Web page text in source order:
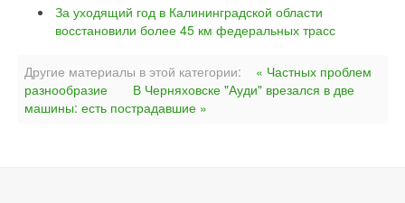
За уходящий год в Калининградской области
восстановили более 45 км федеральных трасс
Другие материалы в этой категории:
« Частных проблем
разнообразие
В Черняховске "Ауди" врезался в две
машины: есть пострадавшие »